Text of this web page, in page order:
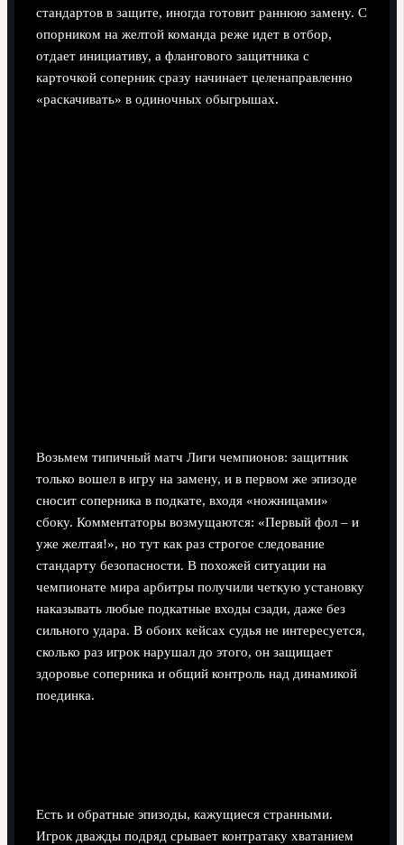
стандартов в защите, иногда готовит раннюю замену. С
опорником на желтой команда реже идет в отбор,
отдает инициативу, а флангового защитника с
карточкой соперник сразу начинает целенаправленно
«раскачивать» в одиночных обыгрышах.
Возьмем типичный матч Лиги чемпионов: защитник
только вошел в игру на замену, и в первом же эпизоде
сносит соперника в подкате, входя «ножницами»
сбоку. Комментаторы возмущаются: «Первый фол – и
уже желтая!», но тут как раз строгое следование
стандарту безопасности. В похожей ситуации на
чемпионате мира арбитры получили четкую установку
наказывать любые подкатные входы сзади, даже без
сильного удара. В обоих кейсах судья не интересуется,
сколько раз игрок нарушал до этого, он защищает
здоровье соперника и общий контроль над динамикой
поединка.
Есть и обратные эпизоды, кажущиеся странными.
Игрок дважды подряд срывает контратаку хватанием